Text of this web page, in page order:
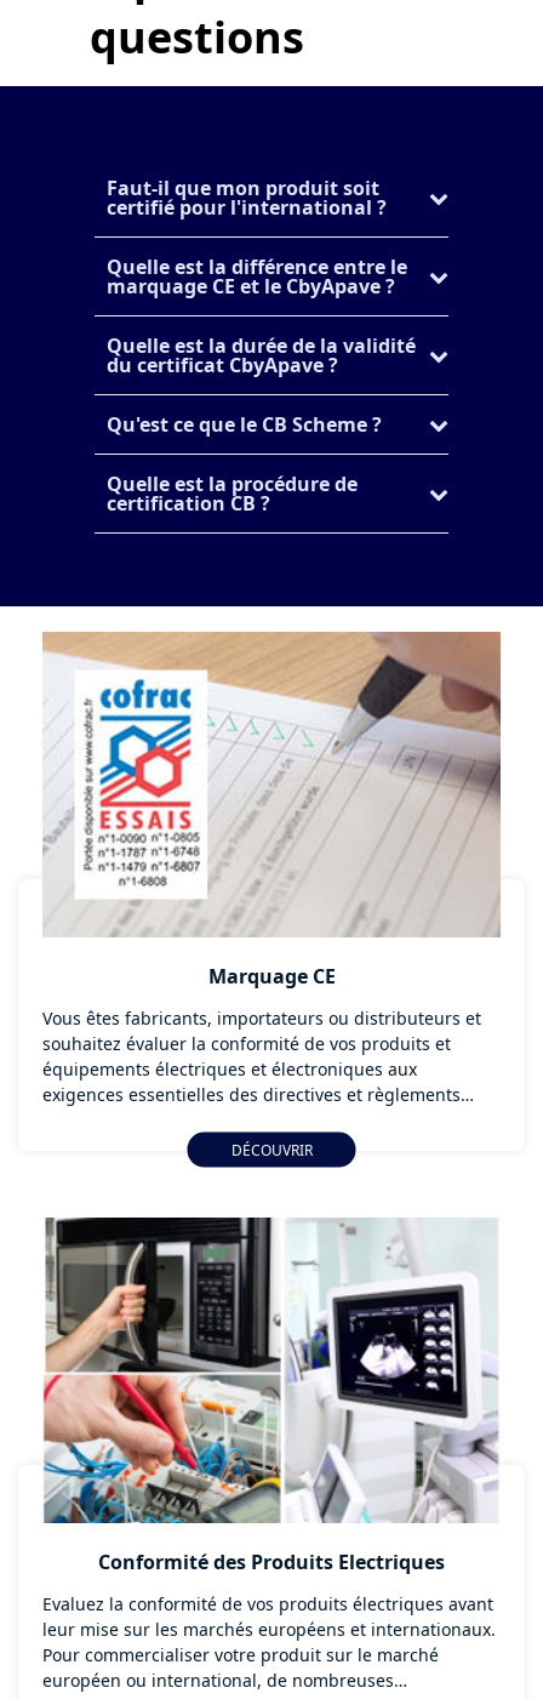
questions
Faut-il que mon produit soit
certifié pour l'international ?
Quelle est la différence entre le
marquage CE et le CbyApave ?
Quelle est la durée de la validité
du certificat CbyApave ?
Qu'est ce que le CB Scheme ?
Quelle est la procédure de
certification CB ?
Marquage CE
Vous êtes fabricants, importateurs ou distributeurs et
souhaitez évaluer la conformité de vos produits et
équipements électriques et électroniques aux
exigences essentielles des directives et règlements
vous accompagnent dans vos démarches de marquage
CE pour une mise sur le marché de vos produits en
DÉCOUVRIR
Conformité des Produits Electriques
Evaluez la conformité de vos produits électriques avant
leur mise sur les marchés européens et internationaux.
Pour commercialiser votre produit sur le marché
européen ou international, de nombreuses